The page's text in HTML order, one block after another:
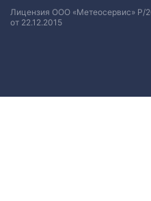
Лицензия ООО «Метеосервис» Р/
от 22.12.2015